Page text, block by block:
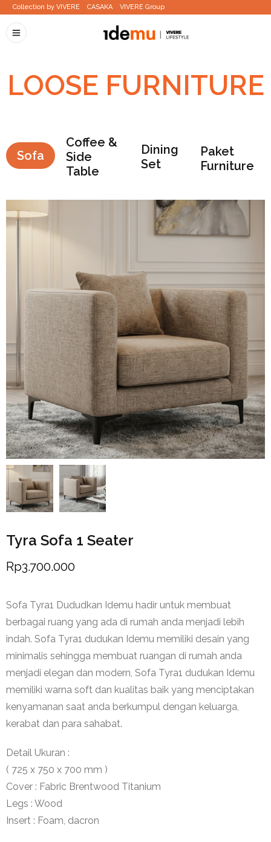
Collection by VIVERE CASAKA VIVERE Group
LOOSE FURNITURE
Sofa
Coffee &
Side
Table
Dining
Set
Paket
Furniture
Tyra Sofa 1 Seater
Rp3.700.000
Sofa Tyra1 Dududkan Idemu hadir untuk membuat
berbagai ruang yang ada di rumah anda menjadi lebih
indah. Sofa Tyra1 dudukan Idemu memiliki desain yang
minimalis sehingga membuat ruangan di rumah anda
menjadi elegan dan modern, Sofa Tyra1 dudukan Idemu
memiliki warna soft dan kualitas baik yang menciptakan
kenyamanan saat anda berkumpul dengan keluarga,
kerabat dan para sahabat.
Detail Ukuran :
( 725 x 750 x 700 mm )
Cover : Fabric Brentwood Titanium
Legs : Wood
Insert : Foam, dacron